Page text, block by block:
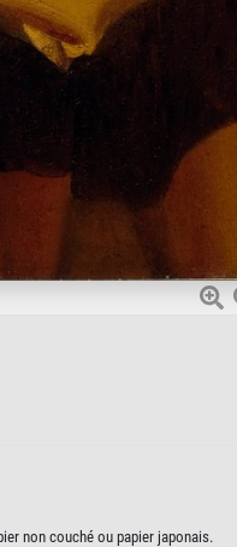
non couché ou papier japonais.